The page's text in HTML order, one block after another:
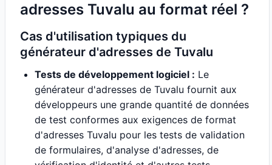
adresses Tuvalu au format réel ?
Cas d'utilisation typiques du
générateur d'adresses de Tuvalu
Tests de développement logiciel : Le
générateur d'adresses de Tuvalu fournit aux
développeurs une grande quantité de données
de test conformes aux exigences de format
d'adresses Tuvalu pour les tests de validation
de formulaires, d'analyse d'adresses, de